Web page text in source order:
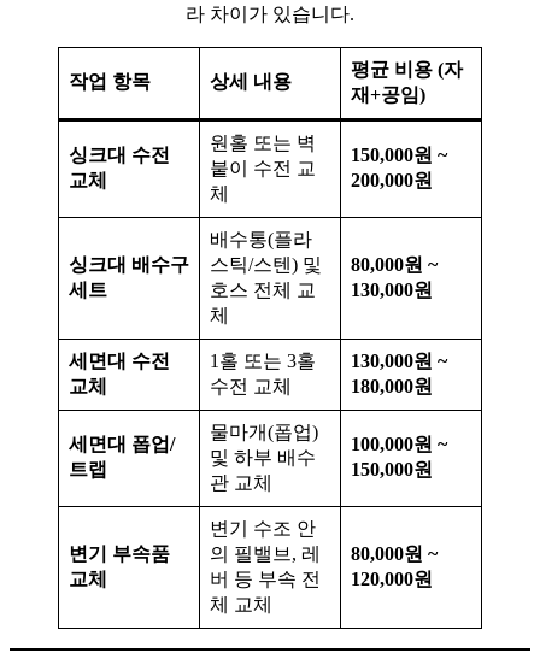
라 차이가 있습니다.
작업 항목 상세 내용
평균 비용 (자
재+공임)
싱크대 수전
교체
원홀 또는 벽
붙이 수전 교
체
150,000원 ~
200,000원
싱크대 배수구
세트
배수통(플라
스틱/스텐) 및
호스 전체 교
체
80,000원 ~
130,000원
세면대 수전
교체
1홀 또는 3홀
수전 교체
130,000원 ~
180,000원
세면대 폽업/
트랩
물마개(폽업)
및 하부 배수
관 교체
100,000원 ~
150,000원
변기 부속품
교체
변기 수조 안
의 필밸브, 레
버 등 부속 전
체 교체
80,000원 ~
120,000원